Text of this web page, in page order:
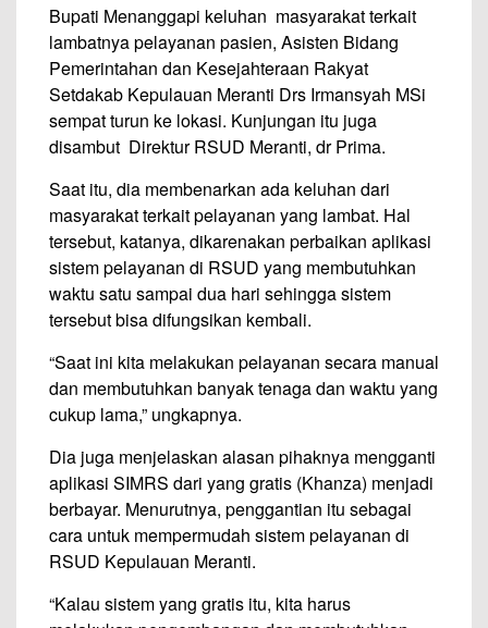
Bupati Menanggapi keluhan masyarakat terkait
lambatnya pelayanan pasien, Asisten Bidang
Pemerintahan dan Kesejahteraan Rakyat
Setdakab Kepulauan Meranti Drs Irmansyah MSi
sempat turun ke lokasi. Kunjungan itu juga
disambut Direktur RSUD Meranti, dr Prima.
Saat itu, dia membenarkan ada keluhan dari
masyarakat terkait pelayanan yang lambat. Hal
tersebut, katanya, dikarenakan perbaikan aplikasi
sistem pelayanan di RSUD yang membutuhkan
waktu satu sampai dua hari sehingga sistem
tersebut bisa difungsikan kembali.
“Saat ini kita melakukan pelayanan secara manual
dan membutuhkan banyak tenaga dan waktu yang
cukup lama,” ungkapnya.
Dia juga menjelaskan alasan pihaknya mengganti
aplikasi SIMRS dari yang gratis (Khanza) menjadi
berbayar. Menurutnya, penggantian itu sebagai
cara untuk mempermudah sistem pelayanan di
RSUD Kepulauan Meranti.
“Kalau sistem yang gratis itu, kita harus